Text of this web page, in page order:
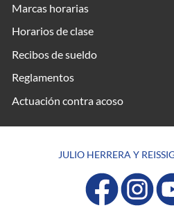
Marcas horarias
Horarios de clase
Recibos de sueldo
Reglamentos
Actuación contra acoso
JULIO HERRERA Y